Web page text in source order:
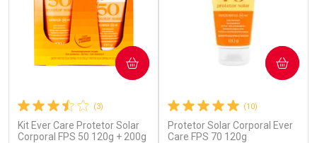
(3)
Kit Ever Care Protetor Solar
Corporal FPS 50 120g + 200g
COMPRAR
(10)
Protetor Solar Corporal Ever
Care FPS 70 120g
COMPRAR